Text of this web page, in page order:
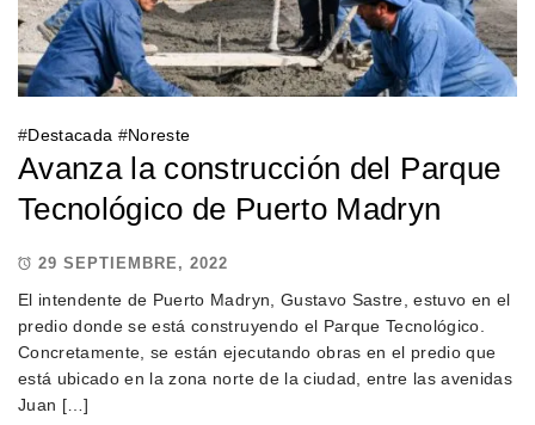
#Destacada #Noreste
Avanza la construcción del Parque
Tecnológico de Puerto Madryn
29 SEPTIEMBRE, 2022
El intendente de Puerto Madryn, Gustavo Sastre, estuvo en el
predio donde se está construyendo el Parque Tecnológico.
Concretamente, se están ejecutando obras en el predio que
está ubicado en la zona norte de la ciudad, entre las avenidas
Juan […]